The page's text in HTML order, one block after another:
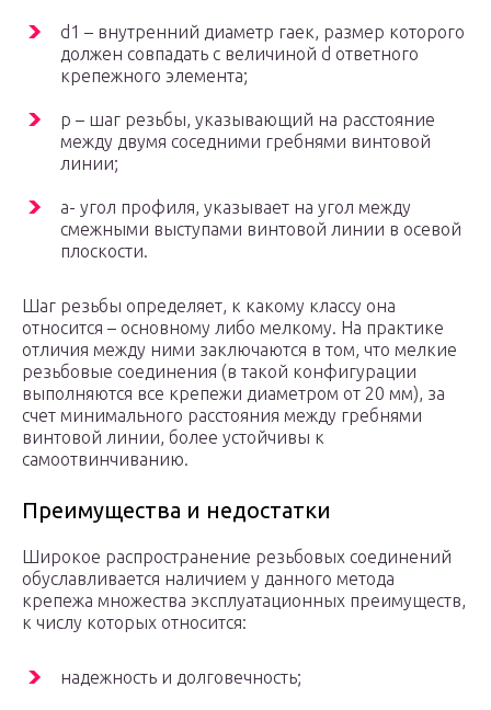
d 1 – внутренний диаметр гаек, размер которого
должен совпадать с величиной d ответного
крепежного элемента;
p – шаг резьбы, указывающий на расстояние
между двумя соседними гребнями винтовой
линии;
a- угол профиля, указывает на угол между
смежными выступами винтовой линии в осевой
плоскости.
Шаг резьбы определяет, к какому классу она
относится – основному либо мелкому. На практике
отличия между ними заключаются в том, что мелкие
резьбовые соединения (в такой конфигурации
выполняются все крепежи диаметром от 20 мм), за
счет минимального расстояния между гребнями
винтовой линии, более устойчивы к
самоотвинчиванию.
Преимущества и недостатки
Широкое распространение резьбовых соединений
обуславливается наличием у данного метода
крепежа множества эксплуатационных преимуществ,
к числу которых относится:
надежность и долговечность;